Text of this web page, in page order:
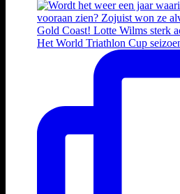
Het World Triathlon Cup